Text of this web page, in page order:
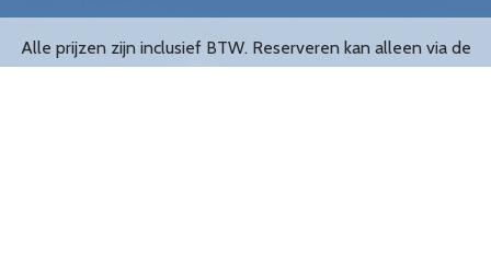
Alle prijzen zijn inclusief BTW. Reserveren kan alleen via de
website.